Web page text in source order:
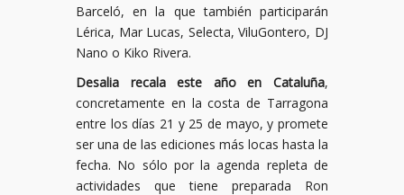
Barceló, en la que también participarán
Lérica, Mar Lucas, Selecta, ViluGontero, DJ
Nano o Kiko Rivera.
Desalia recala este año en Cataluña,
concretamente en la costa de Tarragona
entre los días 21 y 25 de mayo, y promete
ser una de las ediciones más locas hasta la
fecha. No sólo por la agenda repleta de
actividades que tiene preparada Ron